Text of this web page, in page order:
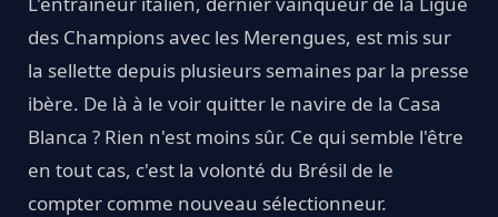
des Champions avec les Merengues, est mis sur
la sellette depuis plusieurs semaines par la presse
ibère. De là à le voir quitter le navire de la Casa
Blanca ? Rien n'est moins sûr. Ce qui semble l'être
en tout cas, c'est la volonté du Brésil de le
compter comme nouveau sélectionneur.